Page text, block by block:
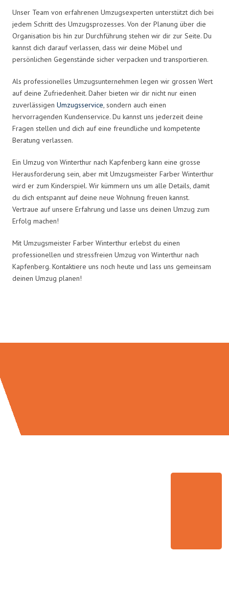
Unser Team von erfahrenen Umzugsexperten unterstützt dich bei
jedem Schritt des Umzugsprozesses. Von der Planung über die
Organisation bis hin zur Durchführung stehen wir dir zur Seite. Du
kannst dich darauf verlassen, dass wir deine Möbel und
persönlichen Gegenstände sicher verpacken und transportieren.
Als professionelles Umzugsunternehmen legen wir grossen Wert
auf deine Zufriedenheit. Daher bieten wir dir nicht nur einen
zuverlässigen Umzugsservice, sondern auch einen
hervorragenden Kundenservice. Du kannst uns jederzeit deine
Fragen stellen und dich auf eine freundliche und kompetente
Beratung verlassen.
Ein Umzug von Winterthur nach Kapfenberg kann eine grosse
Herausforderung sein, aber mit Umzugsmeister Farber Winterthur
wird er zum Kinderspiel. Wir kümmern uns um alle Details, damit
du dich entspannt auf deine neue Wohnung freuen kannst.
Vertraue auf unsere Erfahrung und lasse uns deinen Umzug zum
Erfolg machen!
Mit Umzugsmeister Farber Winterthur erlebst du einen
professionellen und stressfreien Umzug von Winterthur nach
Kapfenberg. Kontaktiere uns noch heute und lass uns gemeinsam
deinen Umzug planen!